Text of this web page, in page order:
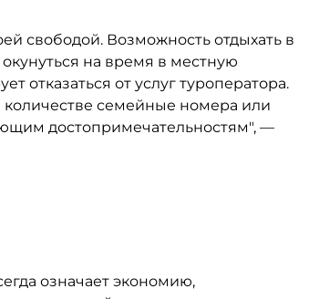
свободой. Возможность отдыхать в
на время в местную
отказаться от услуг туроператора.
количестве семейные номера или
достопримечательностям", —
означает экономию,